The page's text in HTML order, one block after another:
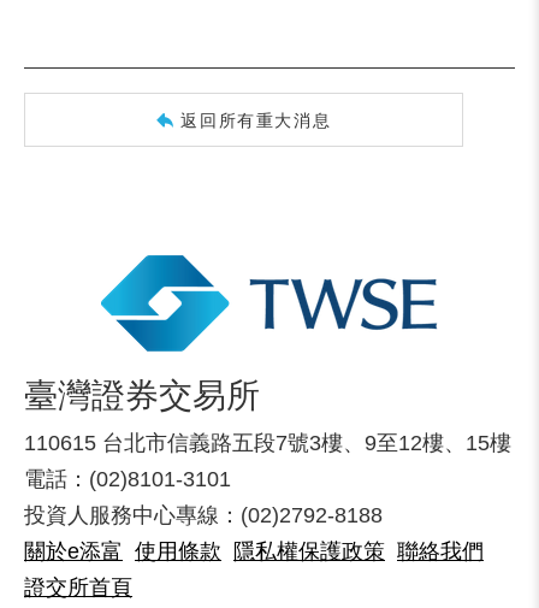
返回所有重大消息
臺灣證券交易所
110615 台北市信義路五段7號3樓、9至12樓、15樓
電話：(02)8101-3101
投資人服務中心專線：(02)2792-8188
關於e添富 使用條款 隱私權保護政策 聯絡我們
證交所首頁